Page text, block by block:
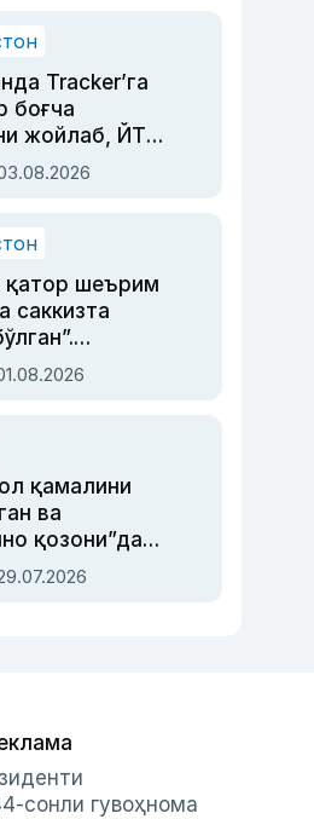
Tracker’га
боғча
жойлаб, ЙТҲ
аёлга суд
қатор шеърим
саккизта
Ориповни
қамалини
ва
қозони”дан
—
армияси бош
сонли гувоҳнома